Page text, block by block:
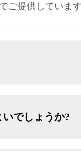
ご提供していま
でしょうか?